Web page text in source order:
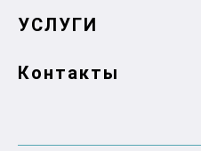
УСЛУГИ
Контакты